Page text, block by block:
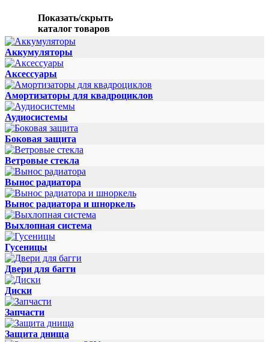
Показать/скрыть
каталог товаров
Аккумуляторы
Аксессуары
Амортизаторы для квадроциклов
Аудиосистемы
Боковая защита
Ветровые стекла
Вынос радиатора
Вынос радиатора и шноркель
Выхлопная система
Гусеницы
Двери для багги
Диски
Запчасти
Защита днища